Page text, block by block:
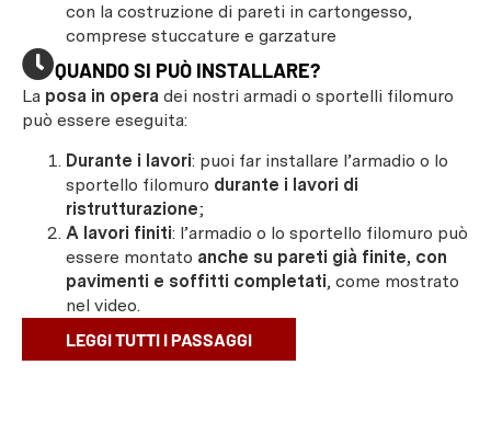
con la costruzione di pareti in cartongesso,
comprese stuccature e garzature
QUANDO SI PUÒ INSTALLARE?
La posa in opera dei nostri armadi o sportelli filomuro
può essere eseguita:
Durante i lavori: puoi far installare l’armadio o lo
sportello filomuro durante i lavori di
ristrutturazione;
A lavori finiti: l’armadio o lo sportello filomuro può
essere montato anche su pareti già finite, con
pavimenti e soffitti completati, come mostrato
nel video.
LEGGI TUTTI I PASSAGGI